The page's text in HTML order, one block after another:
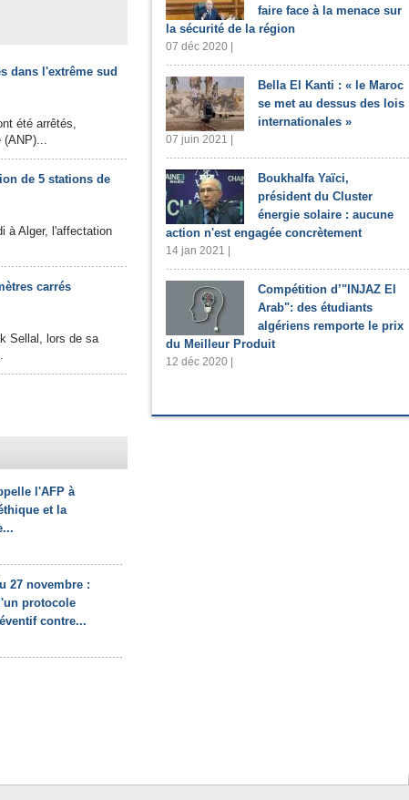
dans l'extrême sud
été arrêtés,
(ANP)...
de 5 stations de
à Alger, l'affectation
carrés
Sellal, lors de sa
l'AFP à
et la
27 novembre :
protocole
contre...
faire face à la menace sur
la sécurité de la région
07 déc 2020 |
Bella El Kanti : « le Maroc
se met au dessus des lois
internationales »
07 juin 2021 |
Boukhalfa Yaïci,
président du Cluster
énergie solaire : aucune
action n'est engagée concrètement
14 jan 2021 |
Compétition d’"INJAZ El
Arab": des étudiants
algériens remporte le prix
du Meilleur Produit
12 déc 2020 |